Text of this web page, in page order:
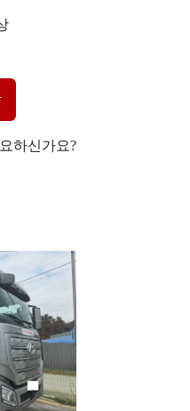
하신가요?